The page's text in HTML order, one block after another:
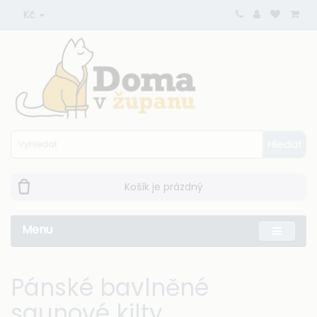
Kč
Košík je prázdný
Menu
Pánské bavlněné